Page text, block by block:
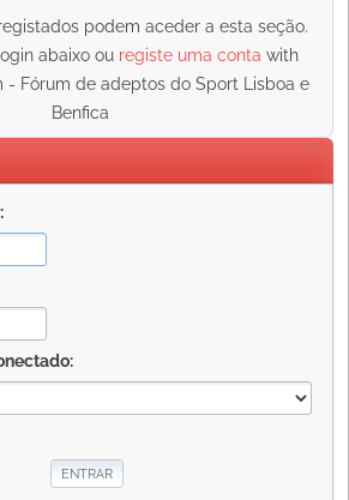
podem aceder a esta seção.
abaixo ou registe uma conta with
- Fórum de adeptos do Sport Lisboa e
Benfica